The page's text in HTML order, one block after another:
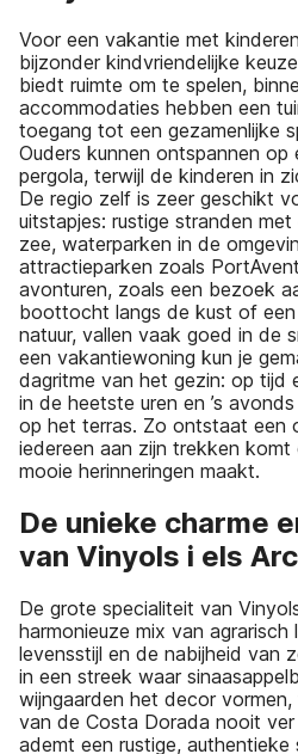
Voor een vakantie met
bijzonder kindvriendelijke
biedt ruimte om te spelen,
accommodaties hebben een
toegang tot een gezamenlijke
Ouders kunnen ontspannen
pergola, terwijl de kinderen in
De regio zelf is zeer geschikt
uitstapjes: rustige stranden
zee, waterparken in de
attractieparken zoals
avonturen, zoals een bezoek
boottocht langs de kust of
natuur, vallen vaak goed in de
een vakantiewoning kun je
dagritme van het gezin: op tijd
in de heetste uren en ’s
op het terras. Zo ontstaat een
iedereen aan zijn trekken komt
mooie herinneringen maakt.
De unieke charme
van Vinyols i els
De grote specialiteit van
harmonieuze mix van agrarisch
levensstijl en de nabijheid van
in een streek waar
wijngaarden het decor
van de Costa Dorada nooit
ademt een rustige,